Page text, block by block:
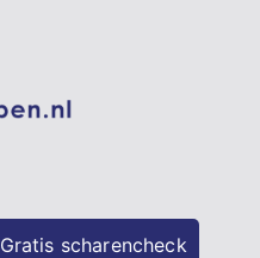
Gratis scharencheck